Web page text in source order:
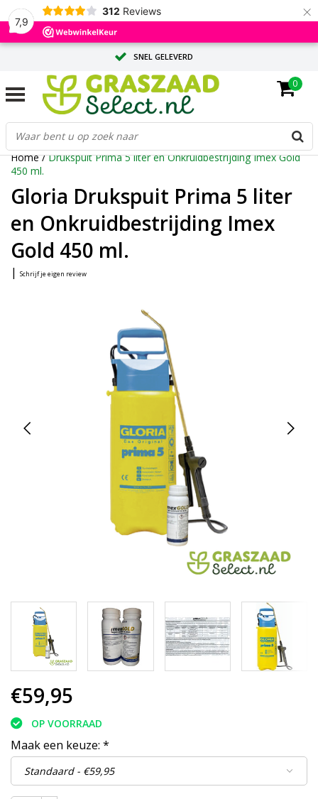
7,9
312 Reviews ×
SNEL GELEVERD
ADVIES OP MAAT DOOR ONZE EXPERTS
GROTE HOEVEELHEID? VRAAG EEN OFFERTE AAN
0
Home/Drukspuit Prima 5 liter en Onkruidbestrijding Imex Gold
450 ml.
Gloria Drukspuit Prima 5 liter
en Onkruidbestrijding Imex
Gold 450 ml.
| Schrijf je eigen review
€59,95
OP VOORRAAD
Maak een keuze: *